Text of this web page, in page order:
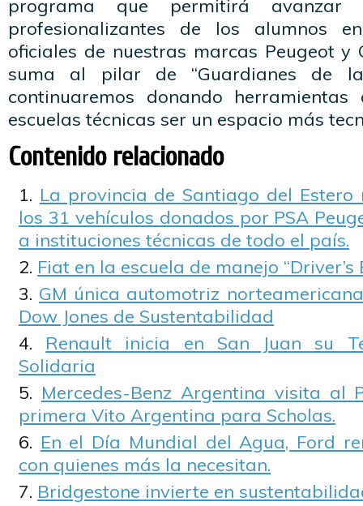
programa que permitirá
profesionalizantes de los alumnos
oficiales de nuestras marcas Peugeot y
suma al pilar de “Guardianes de la
continuaremos donando
escuelas técnicas ser un espacio más
Contenido relacionado
La provincia de Santiago del
los 31 vehículos donados por PSA
a instituciones técnicas de todo el país.
Fiat en la escuela de manejo “Driver’s
GM única automotriz
Dow Jones de Sustentabilidad
Renault inicia en San Juan su
Solidaria
Mercedes-Benz Argentina visita al
primera Vito Argentina para Scholas.
En el Día Mundial del Agua, Ford
con quienes más la necesitan.
Bridgestone invierte en